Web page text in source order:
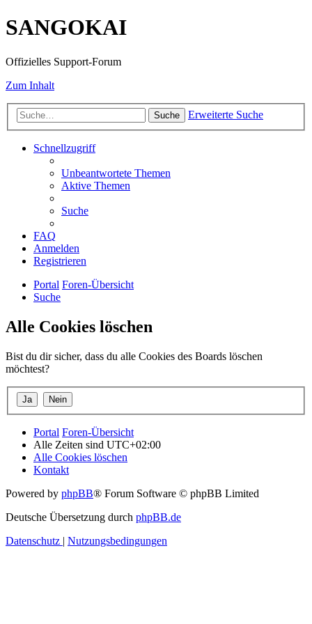
SANGOKAI
Offizielles Support-Forum
Zum Inhalt
Suche Erweiterte Suche
Schnellzugriff
Unbeantwortete Themen
Aktive Themen
Suche
FAQ
Anmelden
Registrieren
Portal Foren-Übersicht
Suche
Alle Cookies löschen
Bist du dir sicher, dass du alle Cookies des Boards löschen
möchtest?
Portal Foren-Übersicht
Alle Zeiten sind UTC+02:00
Alle Cookies löschen
Kontakt
Powered by phpBB® Forum Software © phpBB Limited
Deutsche Übersetzung durch phpBB.de
Datenschutz | Nutzungsbedingungen